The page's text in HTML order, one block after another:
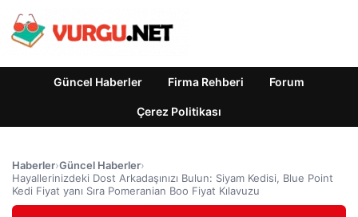
Güncel Haberler Firma Rehberi Forum
Çerez Politikası
Haberler›Güncel Haberler›
Hayallerinizdeki Dost Arkadaşınızı Bulun: Siyam Kedisi, Blue Point
Kedi Fiyat yanı Sıra Pomeranian Boo Fiyat Kılavuzu